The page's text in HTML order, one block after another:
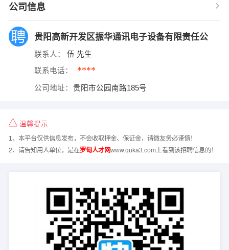
公司信息
贵阳高新开发区振华通讯电子设备有限责任公
联系人： 伍 先生
联系电话： ****
公司地址： 贵阳市公园南路185号
温馨提示
1、本平台仅供信息发布，不会收取押金、保证金，请微友务必谨慎！
2、请告知用人单位，是在罗甸人才网www.quka3.com上看到该招聘信息的！